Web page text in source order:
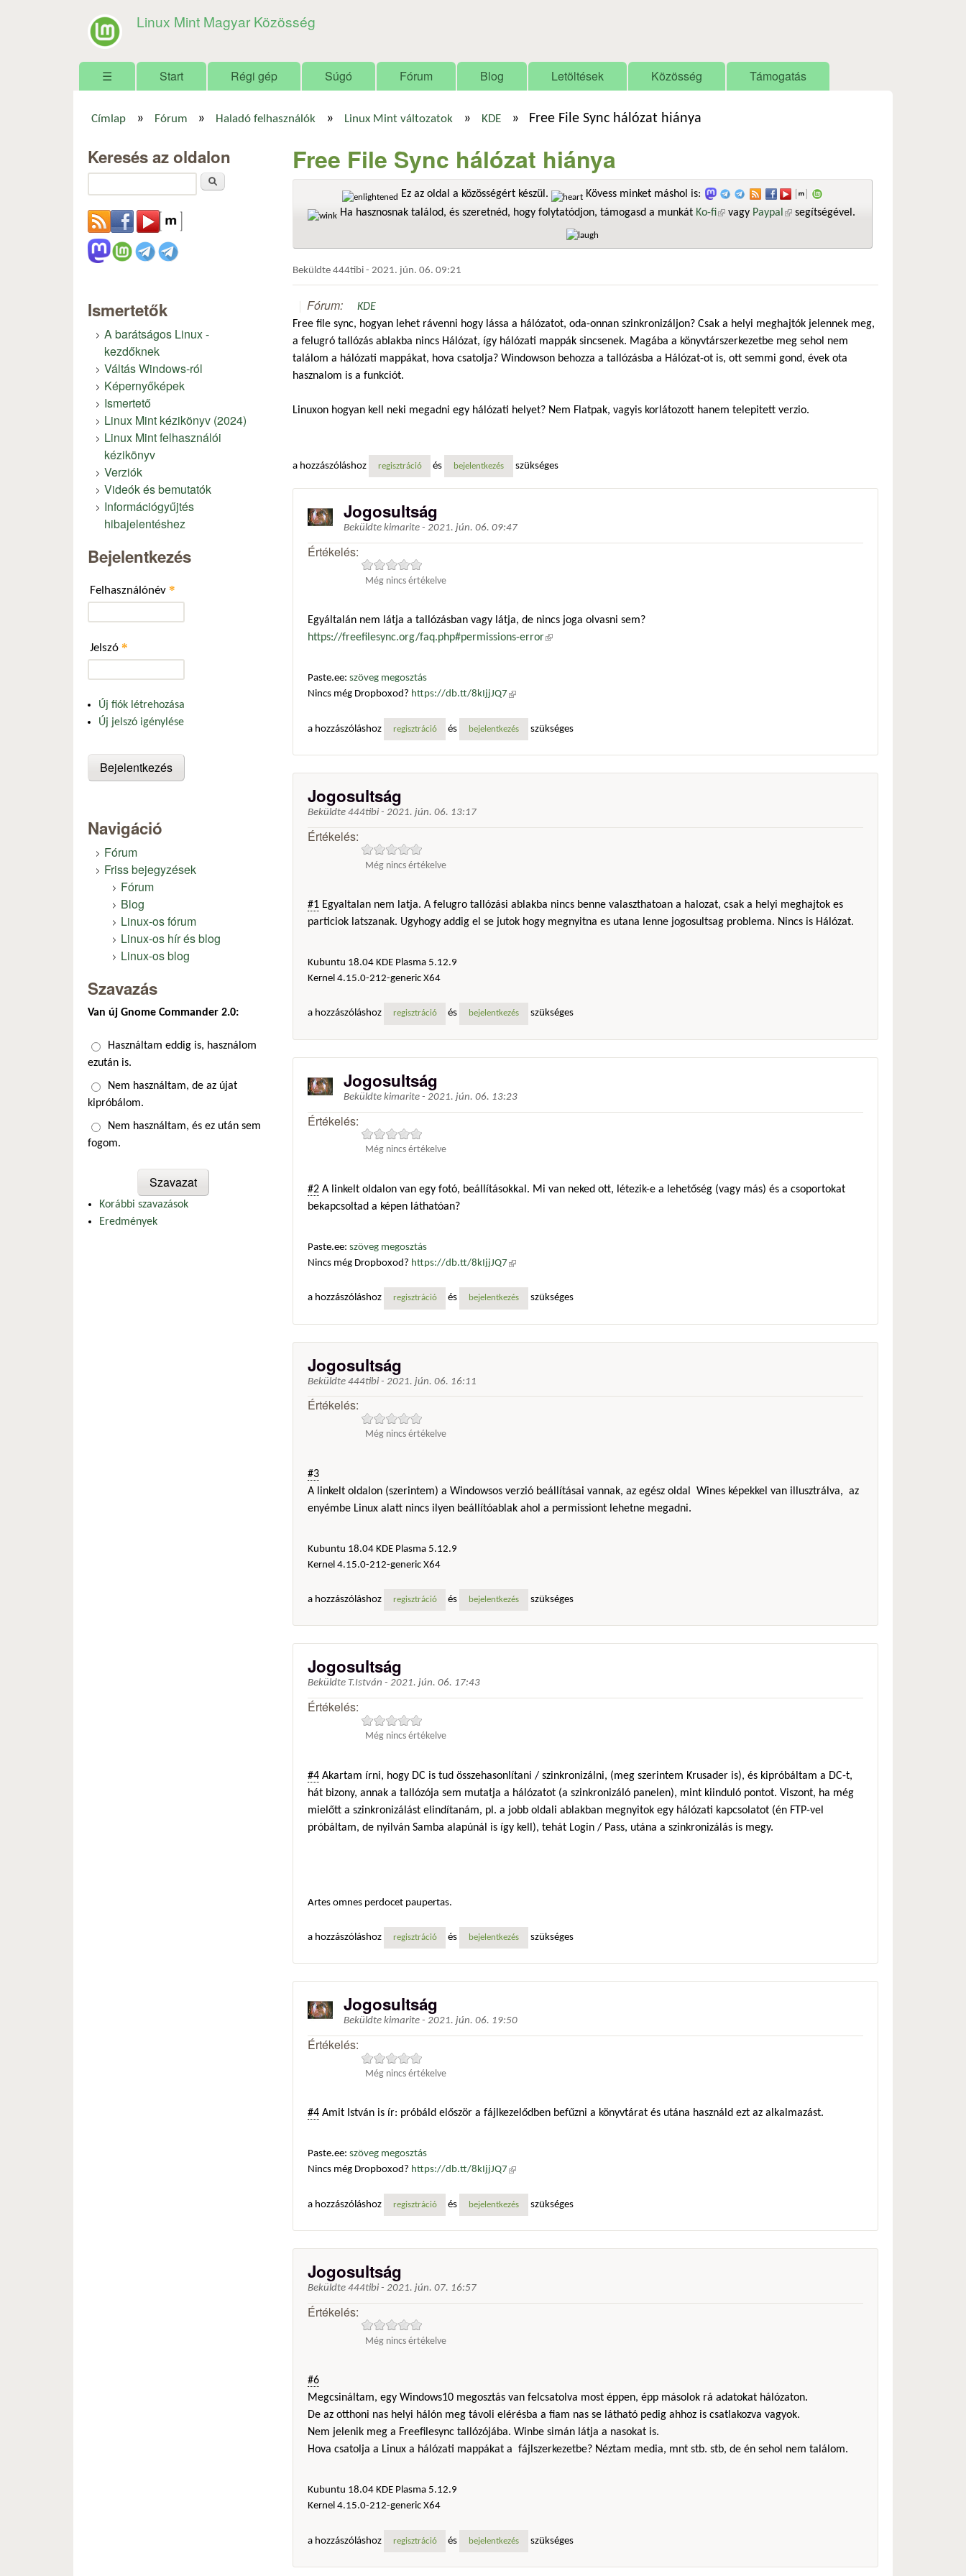
Linux Mint Magyar Közösség
Főmenü
☰ Start Régi gép Súgó Fórum Blog Letöltések Közösség Támogatás
Címlap » Fórum » Haladó felhasználók » Linux Mint változatok » KDE » Free File Sync hálózat hiánya
Free File Sync hálózat hiánya
Ez az oldal a közösségért készül.
Kövess minket máshol is:
Ha hasznosnak találod, és szeretnéd, hogy folytatódjon, támogasd a munkát Ko-fi(külső hivatkozás)
vagy Paypal (külső hivatkozás)
segítségével.
Beküldte 444tibi - 2021. jún. 06. 09:21
Fórum:
KDE
Free file sync, hogyan lehet rávenni hogy lássa a hálózatot, oda-onnan szinkronizáljon? Csak a helyi meghajtók jelennek meg,
a felugró tallózás ablakba nincs Hálózat, így hálózati mappák sincsenek. Magába a könyvtárszerkezetbe meg sehol nem
találom a hálózati mappákat, hova csatolja? Windowson behozza a tallózásba a Hálózat-ot is, ott semmi gond, évek ota
hasznalom is a funkciót.
Linuxon hogyan kell neki megadni egy hálózati helyet? Nem Flatpak, vagyis korlátozott hanem telepitett verzio.
a hozzászóláshoz regisztráció és bejelentkezés szükséges
Jogosultság
Beküldte kimarite - 2021. jún. 06. 09:47
Értékelés:
Még nincs értékelve
Egyáltalán nem látja a tallózásban vagy látja, de nincs joga olvasni sem?
https://freefilesync.org/faq.php#permissions-error(külső hivatkozás)
Paste.ee: szöveg megosztás
Nincs még Dropboxod? https://db.tt/8kIjjJQ7 (külső hivatkozás)
a hozzászóláshoz regisztráció és bejelentkezés szükséges
Jogosultság
Beküldte 444tibi - 2021. jún. 06. 13:17
Értékelés:
Még nincs értékelve
#1 Egyaltalan nem latja. A felugro tallózási ablakba nincs benne valaszthatoan a halozat, csak a helyi meghajtok es
particiok latszanak. Ugyhogy addig el se jutok hogy megnyitna es utana lenne jogosultsag problema. Nincs is Hálózat.
Kubuntu 18.04 KDE Plasma 5.12.9
Kernel 4.15.0-212-generic X64
a hozzászóláshoz regisztráció és bejelentkezés szükséges
Jogosultság
Beküldte kimarite - 2021. jún. 06. 13:23
Értékelés:
Még nincs értékelve
#2 A linkelt oldalon van egy fotó, beállításokkal. Mi van neked ott, létezik-e a lehetőség (vagy más) és a csoportokat
bekapcsoltad a képen láthatóan?
Paste.ee: szöveg megosztás
Nincs még Dropboxod? https://db.tt/8kIjjJQ7 (külső hivatkozás)
a hozzászóláshoz regisztráció és bejelentkezés szükséges
Jogosultság
Beküldte 444tibi - 2021. jún. 06. 16:11
Értékelés:
Még nincs értékelve
#3
A linkelt oldalon (szerintem) a Windowsos verzió beállításai vannak, az egész oldal Wines képekkel van illusztrálva, az
enyémbe Linux alatt nincs ilyen beállítóablak ahol a permissiont lehetne megadni.
Kubuntu 18.04 KDE Plasma 5.12.9
Kernel 4.15.0-212-generic X64
a hozzászóláshoz regisztráció és bejelentkezés szükséges
Jogosultság
Beküldte T.István - 2021. jún. 06. 17:43
Értékelés:
Még nincs értékelve
#4 Akartam írni, hogy DC is tud összehasonlítani / szinkronizálni, (meg szerintem Krusader is), és kipróbáltam a DC-t,
hát bizony, annak a tallózója sem mutatja a hálózatot (a szinkronizáló panelen), mint kiinduló pontot. Viszont, ha még
mielőtt a szinkronizálást elindítanám, pl. a jobb oldali ablakban megnyitok egy hálózati kapcsolatot (én FTP-vel
próbáltam, de nyilván Samba alapúnál is így kell), tehát Login / Pass, utána a szinkronizálás is megy.
Artes omnes perdocet paupertas.
a hozzászóláshoz regisztráció és bejelentkezés szükséges
Jogosultság
Beküldte kimarite - 2021. jún. 06. 19:50
Értékelés:
Még nincs értékelve
#4 Amit István is ír: próbáld először a fájlkezelődben befűzni a könyvtárat és utána használd ezt az alkalmazást.
Paste.ee: szöveg megosztás
Nincs még Dropboxod? https://db.tt/8kIjjJQ7 (külső hivatkozás)
a hozzászóláshoz regisztráció és bejelentkezés szükséges
Jogosultság
Beküldte 444tibi - 2021. jún. 07. 16:57
Értékelés:
Még nincs értékelve
#6
Megcsináltam, egy Windows10 megosztás van felcsatolva most éppen, épp másolok rá adatokat hálózaton.
De az otthoni nas helyi hálón meg távoli elérésba a fiam nas se látható pedig ahhoz is csatlakozva vagyok.
Nem jelenik meg a Freefilesync tallózójába. Winbe simán látja a nasokat is.
Hova csatolja a Linux a hálózati mappákat a fájlszerkezetbe? Néztam media, mnt stb. stb, de én sehol nem találom.
Kubuntu 18.04 KDE Plasma 5.12.9
Kernel 4.15.0-212-generic X64
a hozzászóláshoz regisztráció és bejelentkezés szükséges
Keresés az oldalon
Ismertetők
A barátságos Linux -
kezdőknek
Váltás Windows-ról
Képernyőképek
Ismertető
Linux Mint kézikönyv (2024)
Linux Mint felhasználói
kézikönyv
Verziók
Videók és bemutatók
Információgyűjtés
hibajelentéshez
Bejelentkezés
Felhasználónév *
Jelszó *
Új fiók létrehozása
Új jelszó igénylése
Navigáció
Fórum
Friss bejegyzések
Fórum
Blog
Linux-os fórum
Linux-os hír és blog
Linux-os blog
Szavazás
Van új Gnome Commander 2.0:
Választások
Használtam eddig is, használom
ezután is.
Nem használtam, de az újat
kipróbálom.
Nem használtam, és ez után sem
fogom.
Korábbi szavazások
Eredmények